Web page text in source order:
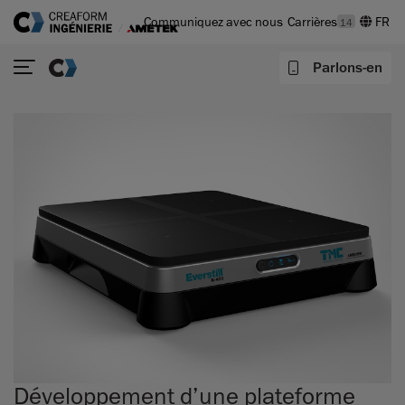
Communiquez avec nous Carrières 14
Parlons-en
Développement d’une plateforme